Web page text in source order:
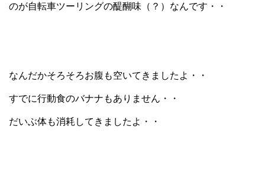
のが自転車ツーリングの醍醐味（？）なんです・・
なんだかそろそろお腹も空いてきましたよ・・
すでに行動食のバナナもありません・・
だいぶ体も消耗してきましたよ・・